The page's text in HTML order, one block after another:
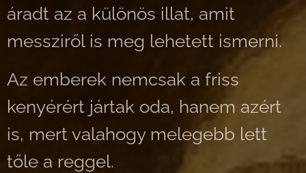
áradt az a különös illat, amit
messziről is meg lehetett ismerni.
Az emberek nemcsak a friss
kenyérért jártak oda, hanem azért
is, mert valahogy melegebb lett
tőle a reggel.